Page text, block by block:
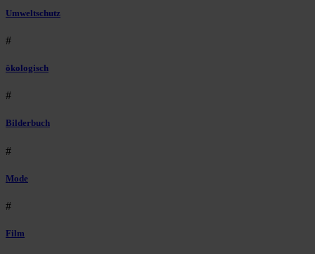
Umweltschutz
#
ökologisch
#
Bilderbuch
#
Mode
#
Film